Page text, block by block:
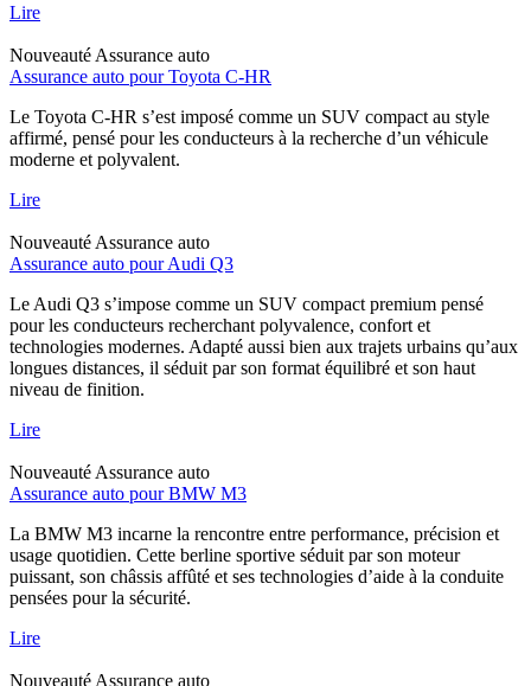
Lire
Nouveauté Assurance auto
Assurance auto pour Toyota C-HR
Le Toyota C-HR s’est imposé comme un SUV compact au style
affirmé, pensé pour les conducteurs à la recherche d’un véhicule
moderne et polyvalent.
Lire
Nouveauté Assurance auto
Assurance auto pour Audi Q3
Le Audi Q3 s’impose comme un SUV compact premium pensé
pour les conducteurs recherchant polyvalence, confort et
technologies modernes. Adapté aussi bien aux trajets urbains qu’aux
longues distances, il séduit par son format équilibré et son haut
niveau de finition.
Lire
Nouveauté Assurance auto
Assurance auto pour BMW M3
La BMW M3 incarne la rencontre entre performance, précision et
usage quotidien. Cette berline sportive séduit par son moteur
puissant, son châssis affûté et ses technologies d’aide à la conduite
pensées pour la sécurité.
Lire
Nouveauté Assurance auto